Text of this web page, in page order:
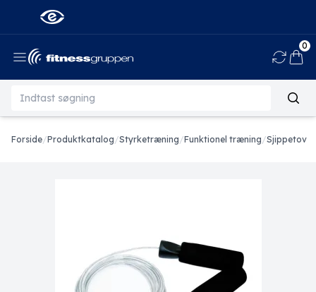
0
Forside/Produktkatalog/Styrketræning/Funktionel træning/Sjippetov